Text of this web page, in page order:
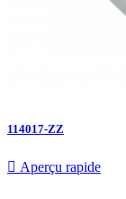
114017-ZZ
 Aperçu rapide